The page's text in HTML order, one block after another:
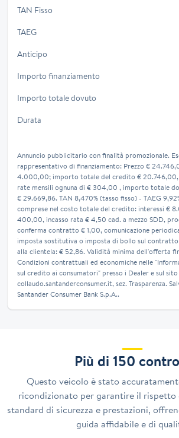
TAN Fisso
TAEG
Anticipo
Importo finanziamento
Importo totale dovuto
Durata
Annuncio pubblicitario con finalità promozionale.
rappresentativo di finanziamento: Prezzo €
4.000,00; importo totale del credito €
rate mensili ognuna di € 304,00 , importo totale
€ 29.669,86. TAN 8,470% (tasso fisso) - TAEG
comprese nel costo totale del credito: interessi €
400,00, incasso rata € 4,50 cad. a mezzo SDD,
conferma contratto € 1,00, comunicazione
imposta sostitutiva o imposta di bollo sul contratto
alla clientela: € 52,86. Validità minima dell'offerta
Condizioni contrattuali ed economiche nelle
sul credito ai consumatori" presso i Dealer e sul sito
collaudo.santanderconsumer.it, sez. Trasparenza.
Santander Consumer Bank S.p.A..
Più di 150
Questo veicolo è stato
ricondizionato per garantire il rispetto
standard di sicurezza e prestazioni,
guida affidabile e di